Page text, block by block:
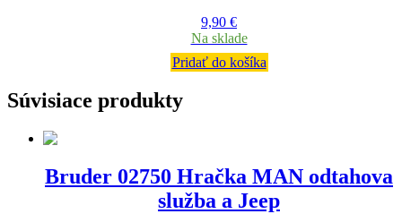
9,90 €
Na sklade
Pridať do košíka
Súvisiace produkty
Bruder 02750 Hračka MAN odtahova
služba a Jeep